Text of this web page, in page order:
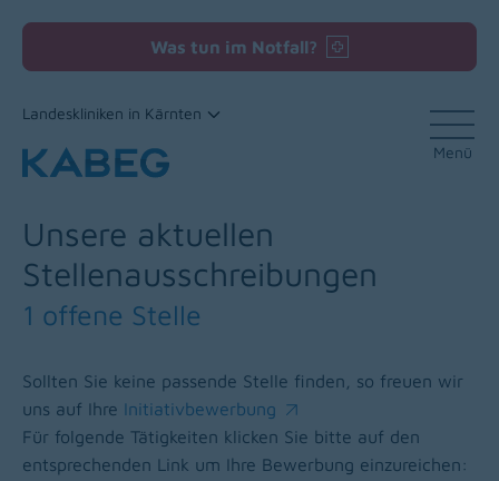
Was tun im Notfall?
Landeskliniken in Kärnten
Menü
Unsere aktuellen
Stellenausschreibungen
1 offene Stelle
Sollten Sie keine passende Stelle finden, so freuen wir
uns auf Ihre Initiativbewerbung
(opens in a new window)
Für folgende Tätigkeiten klicken Sie bitte auf den
entsprechenden Link um Ihre Bewerbung einzureichen: